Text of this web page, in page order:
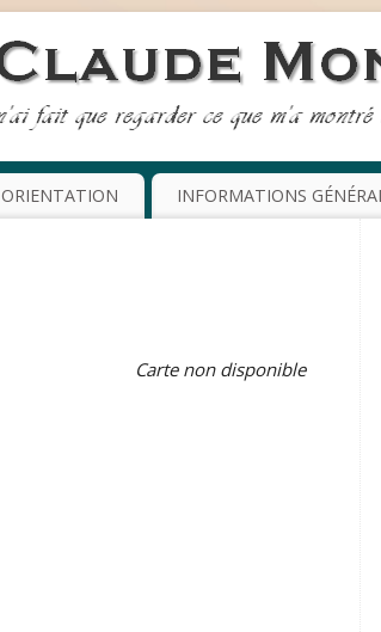
ORIENTATION INFORMATIONS
Carte non disponible